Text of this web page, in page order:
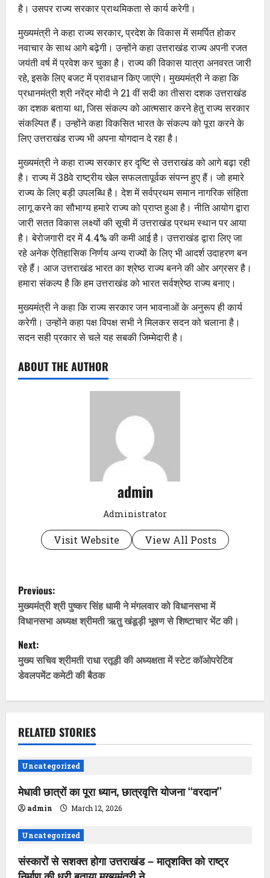
है। उसपर राज्य सरकार प्राथमिकता से कार्य करेगी।
मुख्यमंत्री ने कहा राज्य सरकार, प्रदेश के विकास में समर्पित होकर
नवाचार के साथ आगे बढ़ेगी। उन्होंने कहा उत्तराखंड राज्य अपनी रजत
जयंती वर्ष में प्रवेश कर चुका है। राज्य की विकास यात्रा अनवरत जारी
रहे, इसके लिए बजट में प्रावधान किए जाएंगे। मुख्यमंत्री ने कहा कि
प्रधानमंत्री श्री नरेंद्र मोदी ने 21 वीं सदी का तीसरा दशक उत्तराखंड
का दशक बताया था, जिस संकल्प को आत्मसार करने हेतु राज्य सरकार
संकल्पित हैं। उन्होंने कहा विकसित भारत के संकल्प को पूरा करने के
लिए उत्तराखंड राज्य भी अपना योगदान दे रहा है।
मुख्यमंत्री ने कहा राज्य सरकार हर दृष्टि से उत्तराखंड को आगे बढ़ा रही
है। राज्य में 38वे राष्ट्रीय खेल सफलतापूर्वक संपन्न हुए हैं। जो हमारे
राज्य के लिए बड़ी उपलब्धि है। देश में सर्वप्रथम समान नागरिक संहिता
लागू करने का सौभाग्य हमारे राज्य को प्राप्त हुआ है। नीति आयोग द्वारा
जारी सतत विकास लक्ष्यों की सूची में उत्तराखंड प्रथम स्थान पर आया
है। बेरोजगारी दर में 4.4% की कमी आई है। उत्तराखंड द्वारा लिए जा
रहे अनेक ऐतिहासिक निर्णय अन्य राज्यों के लिए भी आदर्श उदाहरण बन
रहे हैं। आज उत्तराखंड भारत का श्रेष्ठ राज्य बनने की ओर अग्रसर है।
हमारा संकल्प है कि हम उत्तराखंड को भारत सर्वश्रेष्ठ राज्य बनाए।
मुख्यमंत्री ने कहा कि राज्य सरकार जन भावनाओं के अनुरूप ही कार्य
करेगी। उन्होंने कहा पक्ष विपक्ष सभी ने मिलकर सदन को चलाना है।
सदन सही प्रकार से चले यह सबकी जिम्मेदारी है।
ABOUT THE AUTHOR
admin
Administrator
Visit Website View All Posts
P
o
s
t
n
v
i
g
a
t
i
Previous:
मुख्यमंत्री श्री पुष्कर सिंह धामी ने मंगलवार को विधानसभा में
विधानसभा अध्यक्ष श्रीमती ऋतु खंडूड़ी भूषण से शिष्टाचार भेंट की।
Next:
मुख्य सचिव श्रीमती राधा रतूड़ी की अध्यक्षता में स्टेट काॅओपरेटिव
डेवलपमेंट कमेटी की बैठक
RELATED STORIES
Uncategorized
मेधावी छात्रों का पूरा ध्यान, छात्रवृत्ति योजना ‘‘वरदान’’
admin March 12, 2026
Uncategorized
संस्कारों से सशक्त होगा उत्तराखंड – मातृशक्ति को राष्ट्र